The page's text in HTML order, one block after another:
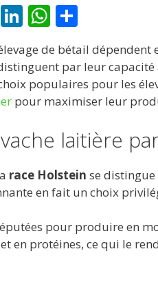
Li
k
e
dI
n
W
h
at
s
A
p
p
P
ar
ta
g
er
de bétail
distinguent par leur
populaires pour les
pour maximiser leur
laitière
race Holstein se
en fait un choix
pour produire en
en protéines, ce qui le